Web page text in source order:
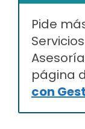
Pide
página
con